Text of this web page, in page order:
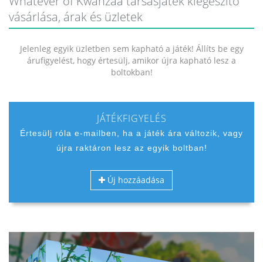
vásárlása, árak és üzletek
Jelenleg egyik üzletben sem kapható a játék! Állíts be egy
árufigyelést, hogy értesülj, amikor újra kapható lesz a
boltokban!
JÁTÉKFIGYELÉS
Értesülj róla e-mailben, ha a játék ára változik, vagy
újra raktáron lesz az egyik boltban!
Új hozzáadása